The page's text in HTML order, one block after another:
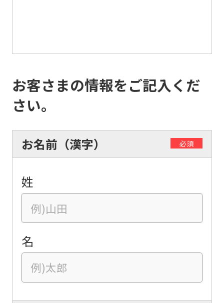
お客さまの情報をご記入くだ
さい。
お名前（漢字） 必須
姓
名